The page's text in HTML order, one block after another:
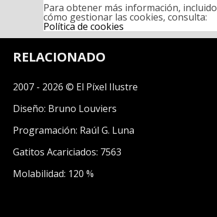
Para obtener más información, incluido
cómo gestionar las cookies, consulta:
Política de cookies
RELACIONADO
2007 - 2026 © El Píxel Ilustre
Diseño: Bruno Louviers
Programación: Raúl G. Luna
Gatitos Acariciados: 7563
Molabilidad: 120 %